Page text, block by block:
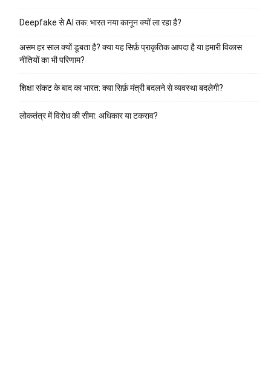
Deepfake से AI तक: भारत नया कानून क्यों ला रहा है?
असम हर साल क्यों डूबता है? क्या यह सिर्फ़ प्राकृतिक आपदा है या हमारी विकास
नीतियों का भी परिणाम?
शिक्षा संकट के बाद का भारत: क्या सिर्फ़ मंत्री बदलने से व्यवस्था बदलेगी?
लोकतंत्र में विरोध की सीमा: अधिकार या टकराव?